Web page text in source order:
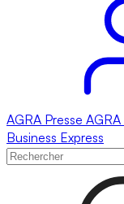
AGRA Presse AGRA
Business Express